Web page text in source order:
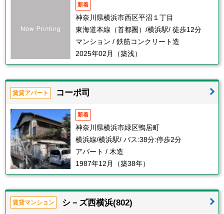
新着
神奈川県横浜市西区平沼１丁目
東海道本線（首都圏）/横浜駅/ 徒歩12分
マンション / 鉄筋コンクリート造
2025年02月（築浅）
賃貸アパート コーポ司
新着
神奈川県横浜市緑区鴨居町
横浜線/横浜駅/ バス:38分:停歩2分
アパート / 木造
1987年12月（築38年）
賃貸マンション シ－ズ西横浜(802)